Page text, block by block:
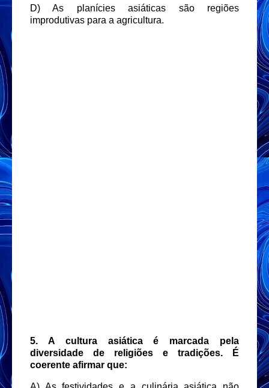
D) As planícies asiáticas são regiões
improdutivas para a agricultura.
5. A cultura asiática é marcada pela
diversidade de religiões e tradições. É
coerente afirmar que: